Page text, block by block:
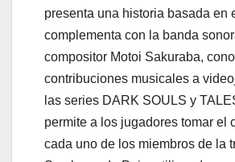
presenta una historia basada en
complementa con la banda
compositor Motoi Sakuraba,
contribuciones musicales a
las series DARK SOULS y
permite a los jugadores tomar el
cada uno de los miembros de la